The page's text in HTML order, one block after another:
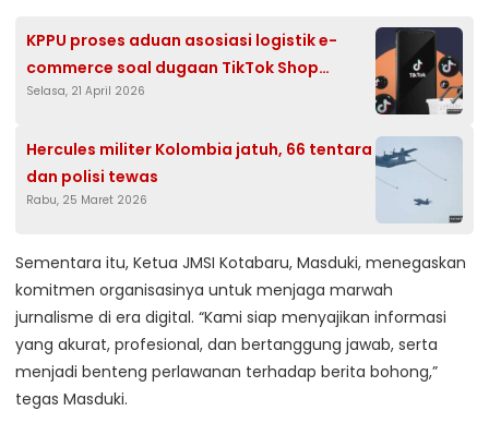
KPPU proses aduan asosiasi logistik e-
commerce soal dugaan TikTok Shop
monopoli
Selasa, 21 April 2026
Hercules militer Kolombia jatuh, 66 tentara
dan polisi tewas
Rabu, 25 Maret 2026
Sementara itu, Ketua JMSI Kotabaru, Masduki, menegaskan
komitmen organisasinya untuk menjaga marwah
jurnalisme di era digital. “Kami siap menyajikan informasi
yang akurat, profesional, dan bertanggung jawab, serta
menjadi benteng perlawanan terhadap berita bohong,”
tegas Masduki.